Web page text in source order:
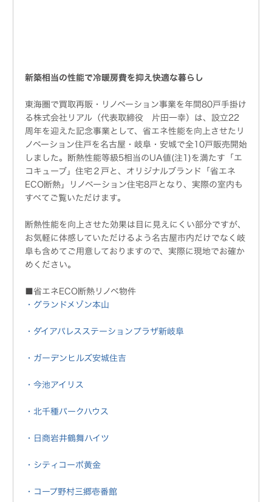
新築相当の性能で冷暖房費を抑え快適な暮らし
東海圏で買取再販・リノベーション事業を年間80戸手掛け
る株式会社リアル（代表取締役 片田一幸）は、設立22
周年を迎えた記念事業として、省エネ性能を向上させたリ
ノベーション住戸を名古屋・岐阜・安城で全10戸販売開始
しました。断熱性能等級5相当のUA値(注1)を満たす「エ
コキューブ」住宅２戸と、オリジナルブランド「省エネ
ECO断熱」リノベーション住宅8戸となり、実際の室内も
すべてご覧いただけます。
断熱性能を向上させた効果は目に見えにくい部分ですが、
お気軽に体感していただけるよう名古屋市内だけでなく岐
阜も含めてご用意しておりますので、実際に現地でお確か
めください。
■省エネECO断熱リノベ物件
・グランドメゾン本山
・ダイアパレスステーションプラザ新岐阜
・ガーデンヒルズ安城住吉
・今池アイリス
・北千種パークハウス
・日商岩井鶴舞ハイツ
・シティコーポ黄金
・コープ野村三郷壱番館